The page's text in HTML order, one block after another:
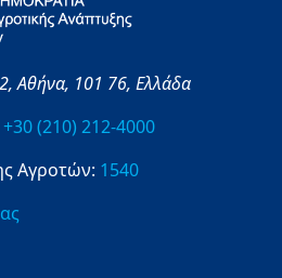
Αθήνα, 101 76, Ελλάδα
+30 (210) 212-4000
Αγροτών: 1540